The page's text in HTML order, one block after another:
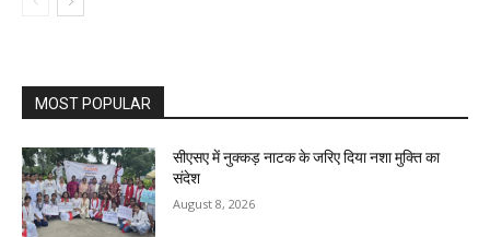
MOST POPULAR
सीएसए में नुक्कड़ नाटक के जरिए दिया नशा मुक्ति का
संदेश
August 8, 2026